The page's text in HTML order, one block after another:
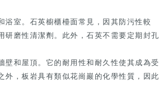
浴室。石英櫥櫃檯面常見，因其防污性較
磨性清潔劑。此外，石英不需要定期封孔
壁和屋頂。它的耐用性和耐久性使其成為受
，板岩具有類似花崗巖的化學性質，因此